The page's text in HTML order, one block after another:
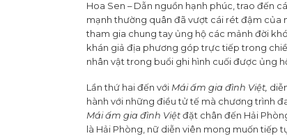
Hoa Sen – Dẫn nguồn hạnh phúc, trao đến
mạnh thường quân đã vượt cái rét đậm của
tham gia chung tay ủng hộ các mảnh đời
khán giả địa phương góp trực tiếp trong
nhân vật trong buổi ghi hình cuối được ủng
Lần thứ hai đến với Mái ấm gia đình Việt,
hành với những điều tử tế mà chương trình
Mái ấm gia đình Việtđặt chân đến Hải
là Hải Phòng, nữ diễn viên mong muốn